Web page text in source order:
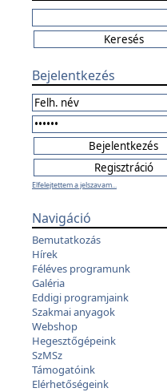
Bejelentkezés
Elfelejtettem a jelszavam...
Navigáció
Bemutatkozás
Hírek
Féléves programunk
Galéria
Eddigi programjaink
Szakmai anyagok
Webshop
Hegesztőgépeink
SzMSz
Támogatóink
Elérhetőségeink